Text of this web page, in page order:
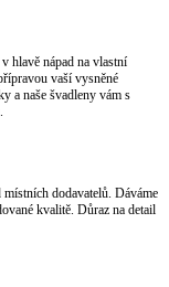
hlavě nápad na vlastní
vaší vysněné
a naše švadleny vám s
dodavatelů. Dáváme
kvalitě. Důraz na detail